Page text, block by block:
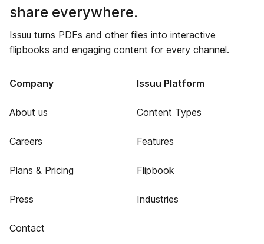
share everywhere.
Issuu turns PDFs and other files into interactive
flipbooks and engaging content for every channel.
Company
About us
Careers
Plans & Pricing
Press
Contact
Issuu Platform
Content Types
Features
Flipbook
Industries